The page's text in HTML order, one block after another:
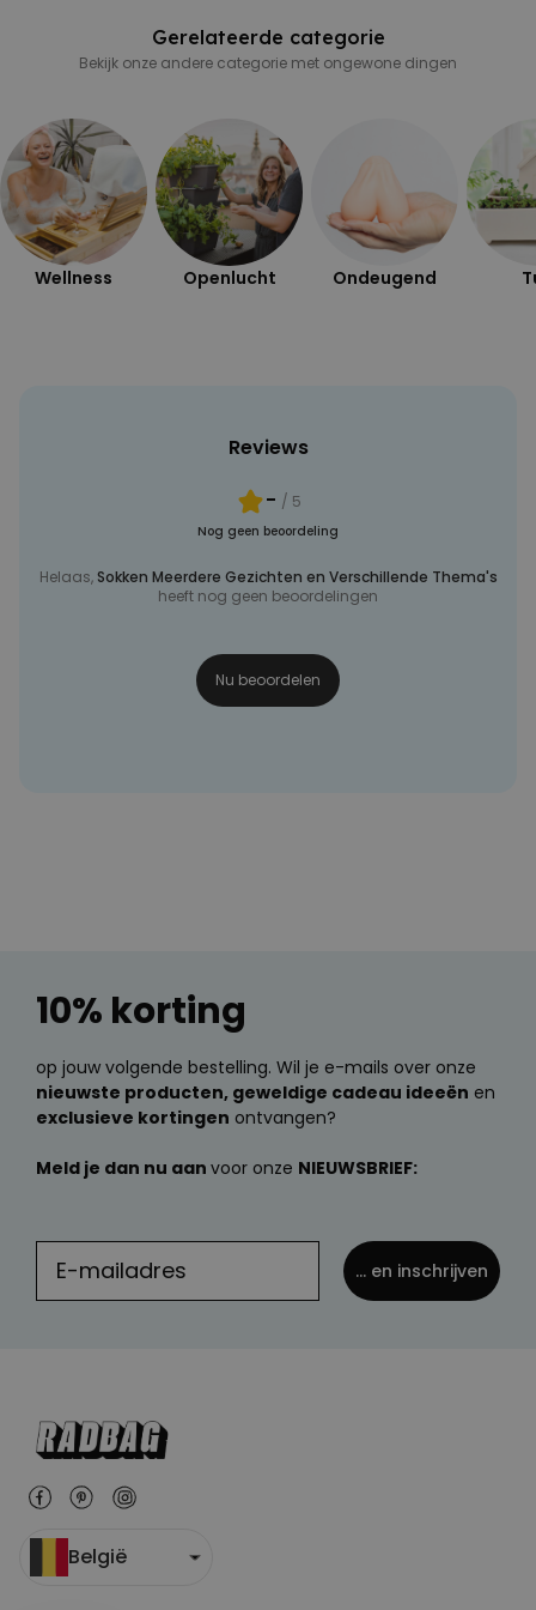
Gerelateerde categorie
Bekijk onze andere categorie met ongewone dingen
Wellness Openlucht Ondeugend
Reviews
- / 5
Nog geen beoordeling
Helaas,Sokken Meerdere Gezichten en Verschillende Thema's
heeft nog geen beoordelingen
Nu beoordelen
10% korting
op jouw volgende bestelling. Wil je e-mails over onze
nieuwste producten, geweldige cadeau ideeën en
exclusieve kortingen ontvangen?
Meld je dan nu aan voor onze NIEUWSBRIEF:
... en inschrijven
België